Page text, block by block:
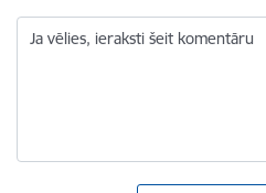
Ja vēlies, ieraksti šeit komentāru